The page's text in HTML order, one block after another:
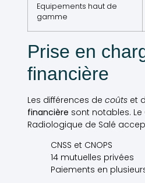
Equipements haut de
gamme
Prise en
financière
Les différences de coûtset
financière sont notables. Le
Radiologique de Salé
CNSS et CNOPS
14 mutuelles privées
Paiements en